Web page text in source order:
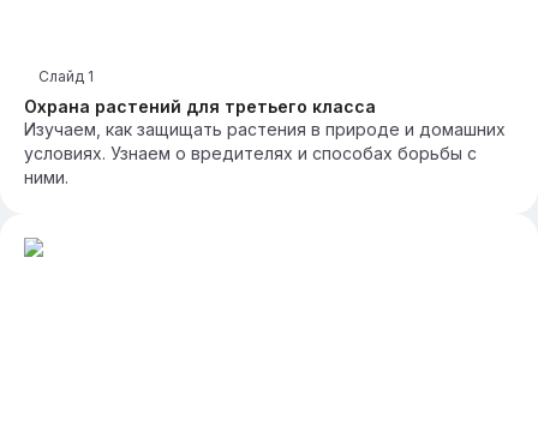
Охрана растений для третьего класса
Слайд 1
Изучаем, как защищать растения в природе и домашних
условиях. Узнаем о вредителях и способах борьбы с
ними.